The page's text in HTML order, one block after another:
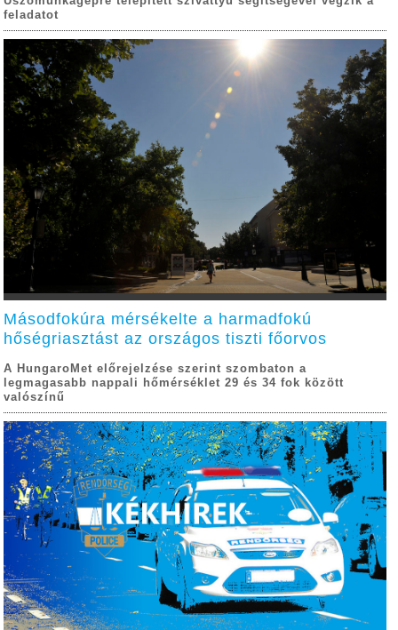
feladatot
Másodfokúra mérsékelte a harmadfokú
hőségriasztást az országos tiszti főorvos
A HungaroMet előrejelzése szerint szombaton a
legmagasabb nappali hőmérséklet 29 és 34 fok között
valószínű